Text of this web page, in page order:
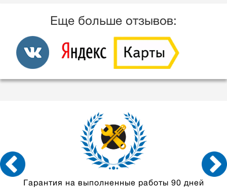
Еще больше отзывов:
дней Мастера с опытомот 5 лет